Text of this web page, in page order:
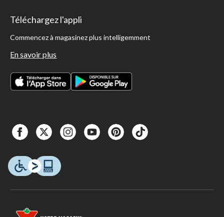
Téléchargez l'appli
Commencez à magasinez plus intelligemment
En savoir plus